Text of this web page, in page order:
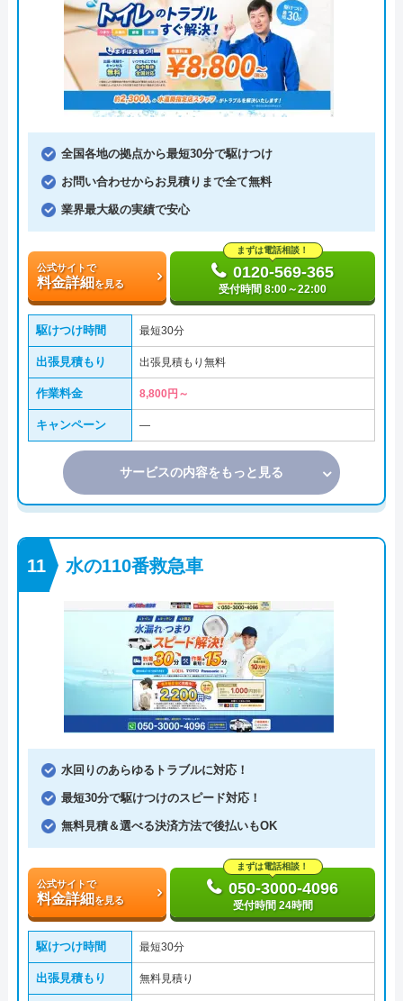
全国各地の拠点から最短30分で駆けつけ
お問い合わせからお見積りまで全て無料
業界最大級の実績で安心
公式サイトで
料金詳細を見る
まずは電話相談！
0120-569-365
受付時間 8:00～22:00
駆けつけ時間 最短30分
出張見積もり 出張見積もり無料
作業料金 8,800円～
キャンペーン ―
サービスの内容をもっと見る
水の110番救急車
水回りのあらゆるトラブルに対応！
最短30分で駆けつけのスピード対応！
無料見積＆選べる決済方法で後払いもOK
公式サイトで
料金詳細を見る
まずは電話相談！
050-3000-4096
受付時間 24時間
駆けつけ時間 最短30分
出張見積もり 無料見積り